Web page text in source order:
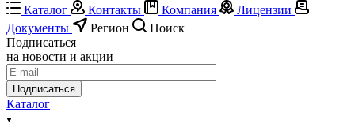
Каталог
Контакты Компания
Лицензии
Документы
Регион
Поиск
Подписаться
на новости и акции
Подписаться
Каталог